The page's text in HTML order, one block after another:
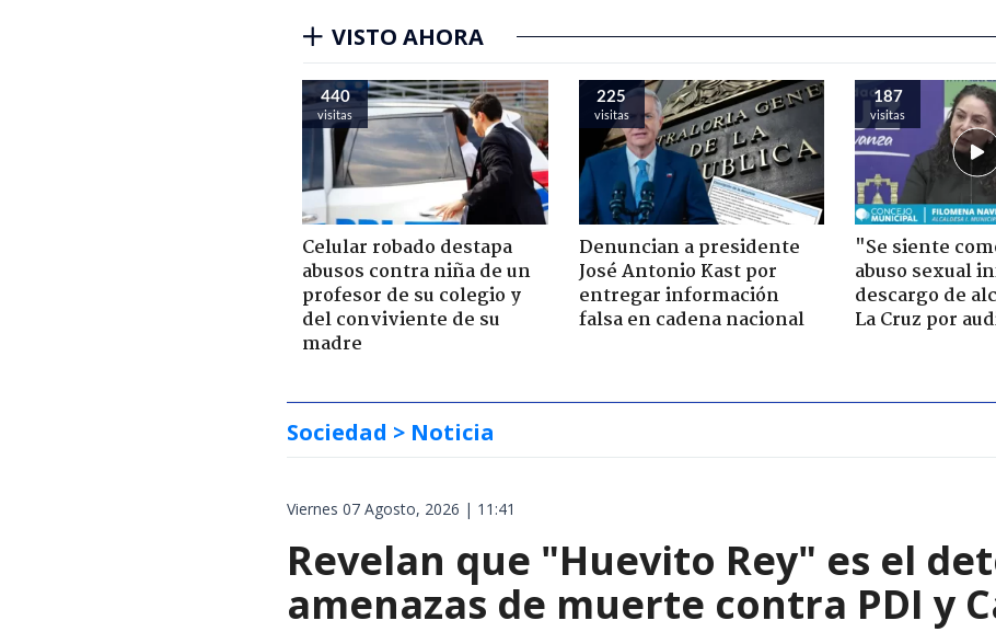
VISTO AHORA
440
visitas
Celular robado destapa
abusos contra niña de un
profesor de su colegio y
del conviviente de su
madre
225
visitas
Denuncian a presidente
José Antonio Kast por
entregar información
falsa en cadena nacional
187
visitas
"Se siente
abuso sexual
descargo de
La Cruz por
Sociedad > Noticia
Viernes 07 Agosto, 2026 | 11:41
Revelan que "Huevito Rey" es el
amenazas de muerte contra PDI y